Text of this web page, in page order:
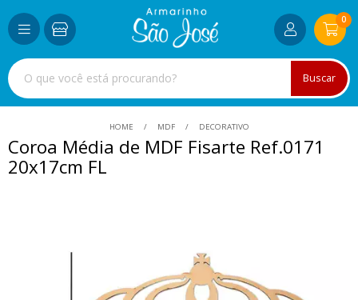
Buscar
0
HOME MDF DECORATIVO
Coroa Média de MDF Fisarte Ref.0171
20x17cm FL